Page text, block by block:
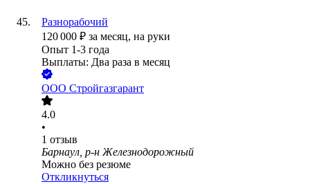
Разнорабочий
120 000 ₽ за месяц, на руки
Опыт 1-3 года
Выплаты: Два раза в месяц
ООО Стройгазгарант
4.0
•
1 отзыв
Барнаул, р-н Железнодорожный
Можно без резюме
Откликнуться